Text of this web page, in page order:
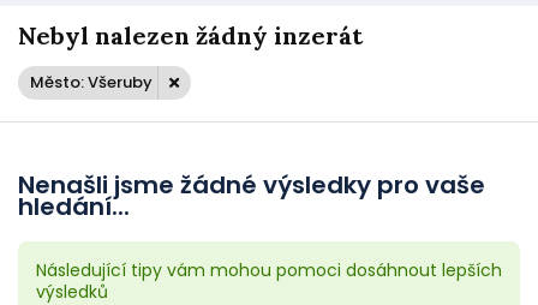
Nebyl nalezen žádný inzerát
Město: Všeruby
Nenašli jsme žádné výsledky pro vaše
hledání...
Následující tipy vám mohou pomoci dosáhnout lepších
výsledků